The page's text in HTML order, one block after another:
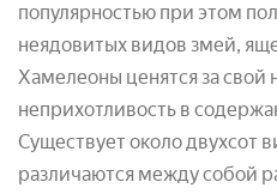
популярностью при этом
неядовитых видов змей,
Хамелеоны ценятся за
неприхотливость в
Существует около двухсот
различаются между собой